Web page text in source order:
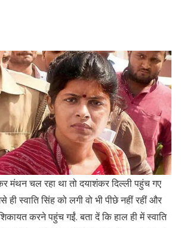
मंथन चल रहा था तो दयाशंकर दिल्ली पहुंच गए
स्वाति सिंह को लगी वो भी पीछे नहीं रहीं और
करने पहुंच गईं. बता दें कि हाल ही में स्वाति